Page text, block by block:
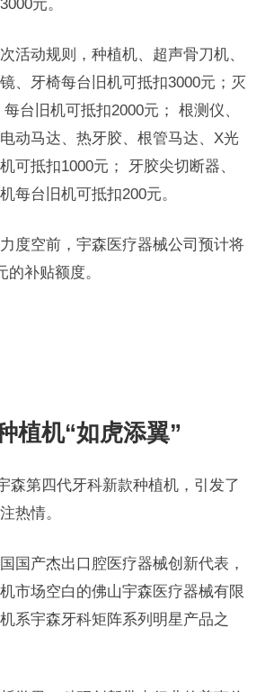
元。
活动规则，种植机、超声骨刀机、
、牙椅每台旧机可抵扣3000元；灭
台旧机可抵扣2000元； 根测仪、
动马达、热牙胶、根管马达、X光
可抵扣1000元； 牙胶尖切断器、
每台旧机可抵扣200元。
度空前，宇森医疗器械公司预计将
的补贴额度。
植机“如虎添翼”
森第四代牙科新款种植机，引发了
热情。
国产杰出口腔医疗器械创新代表，
市场空白的佛山宇森医疗器械有限
系宇森牙科矩阵系列明星产品之